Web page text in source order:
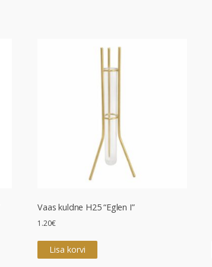
Vaas kuldne H25 “Eglen I”
1.20€
Lisa korvi